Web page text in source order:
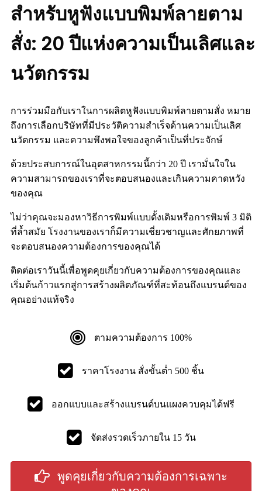
สำหรับหูฟังแบบพิมพ์ลายตาม
สั่ง: 20 ปีแห่งความเป็นเลิศและ
นวัตกรรม
การร่วมมือกับเราในการผลิตหูฟังแบบพิมพ์ลายตามสั่ง หมาย
ถึงการเลือกบริษัทที่มีประวัติความสำเร็จด้านความเป็นเลิศ
นวัตกรรม และความพึงพอใจของลูกค้าเป็นที่ประจักษ์
ด้วยประสบการณ์ในอุตสาหกรรมนี้กว่า 20 ปี เรามั่นใจใน
ความสามารถของเราที่จะตอบสนองและเกินความคาดหวัง
ของคุณ
ไม่ว่าคุณจะมองหาวิธีการพิมพ์แบบดั้งเดิมหรือการพิมพ์ 3 มิติ
ที่ล้ำสมัย โรงงานของเราก็มีความเชี่ยวชาญและศักยภาพที่
จะตอบสนองความต้องการของคุณได้
ติดต่อเราวันนี้เพื่อพูดคุยเกี่ยวกับความต้องการของคุณและ
เริ่มต้นก้าวแรกสู่การสร้างผลิตภัณฑ์ที่สะท้อนถึงแบรนด์ของ
คุณอย่างแท้จริง
ตามความต้องการ 100%
ราคาโรงงาน สั่งขั้นต่ำ 500 ชิ้น
ออกแบบและสร้างแบรนด์บนแผงควบคุมได้ฟรี
จัดส่งรวดเร็วภายใน 15 วัน
พูดคุยเกี่ยวกับความต้องการเฉพาะ